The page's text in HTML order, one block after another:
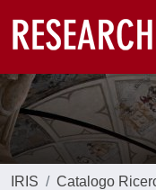
IRIS
Catalogo